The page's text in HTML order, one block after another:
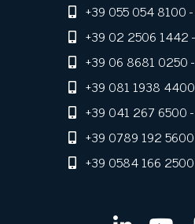
+39 055 054 8100
+39 02 2506 1442
+39 06 8681 0250
+39 081 1938 4400
+39 041 267 6500
+39 0789 192 5600
+39 0584 166 2500